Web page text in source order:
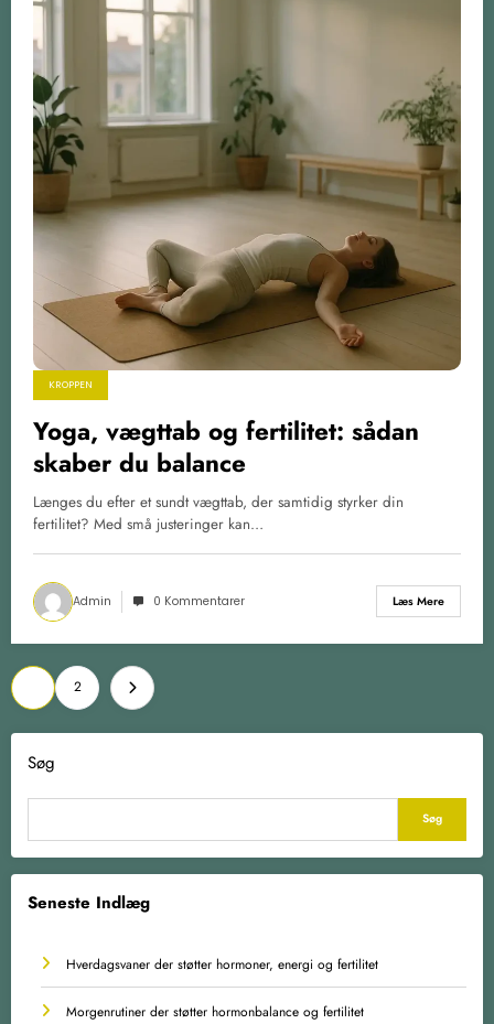
Søg
Søg
Seneste Indlæg
Hverdagsvaner der støtter hormoner, energi og fertilitet
Morgenrutiner der støtter hormonbalance og fertilitet
KROPPEN
Yoga, vægttab og fertilitet: sådan
skaber du balance
Længes du efter et sundt vægttab, der samtidig styrker din
fertilitet? Med små justeringer kan…
Admin 0 Kommentarer Læs Mere
Indlægsinddeling
2